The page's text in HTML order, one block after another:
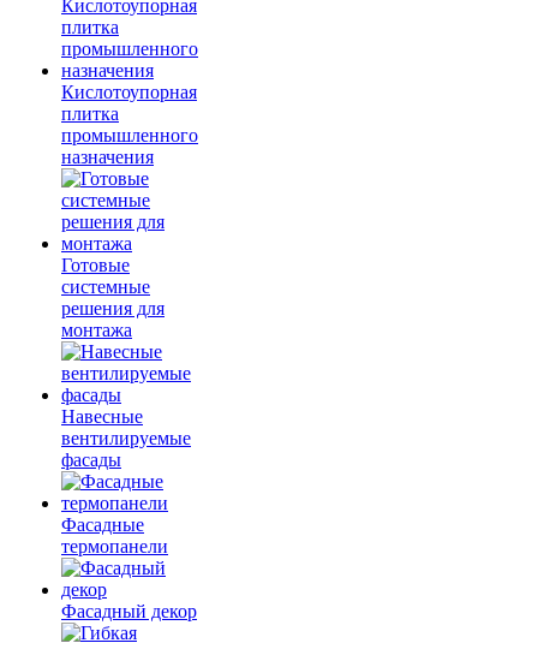
Кислотоупорная
плитка
промышленного
назначения
Готовые
системные
решения для
монтажа
Навесные
вентилируемые
фасады
Фасадные
термопанели
Фасадный декор